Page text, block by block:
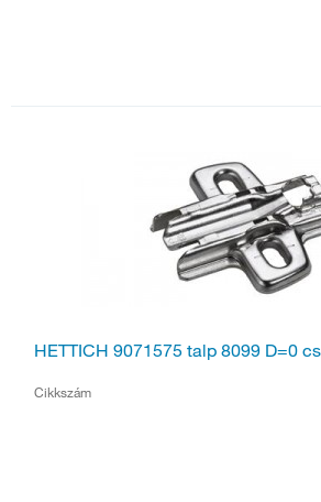
HETTICH 9071575 talp 8099 D=0
Cikkszám